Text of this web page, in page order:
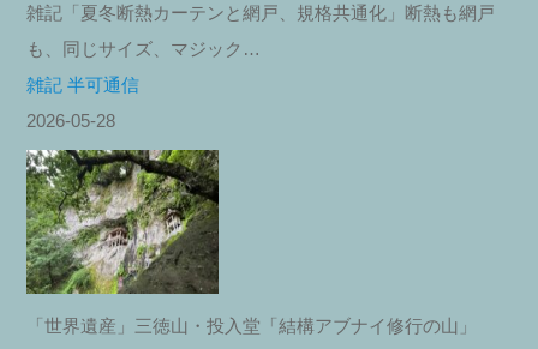
雑記「夏冬断熱カーテンと網戸、規格共通化」断熱も網戸
も、同じサイズ、マジック…
雑記 半可通信
2026-05-28
「世界遺産」三徳山・投入堂「結構アブナイ修行の山」